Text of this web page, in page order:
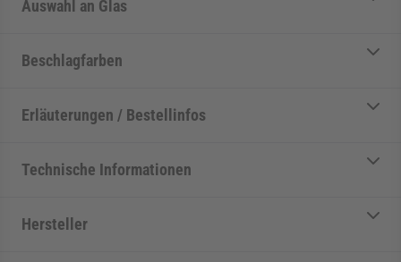
Auswahl an Glas
Beschlagfarben
Erläuterungen / Bestellinfos
Technische Informationen
Hersteller